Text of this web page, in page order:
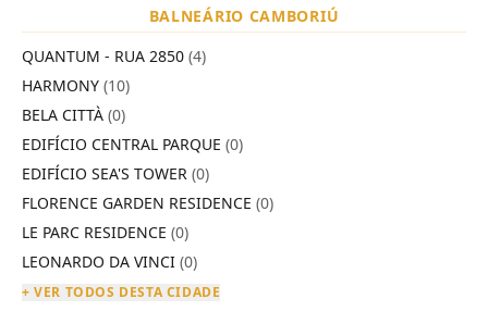
BALNEÁRIO CAMBORIÚ
QUANTUM - RUA 2850 (4)
HARMONY (10)
BELA CITTÀ (0)
EDIFÍCIO CENTRAL PARQUE (0)
EDIFÍCIO SEA'S TOWER (0)
FLORENCE GARDEN RESIDENCE (0)
LE PARC RESIDENCE (0)
LEONARDO DA VINCI (0)
+ VER TODOS DESTA CIDADE